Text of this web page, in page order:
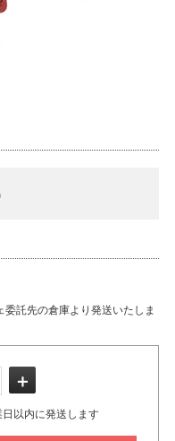
託先の倉庫より発送いたしま
＋
以内に発送します